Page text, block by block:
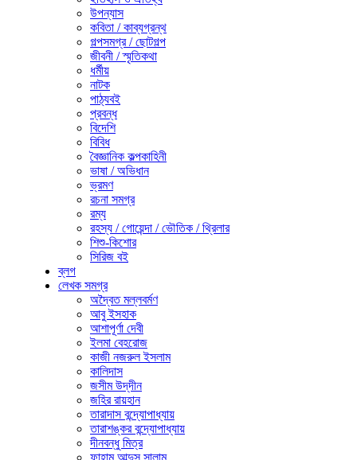
উপন্যাস
কবিতা / কাব্যগ্রন্থ
গল্পসমগ্র / ছোটগল্প
জীবনী / স্মৃতিকথা
ধর্মীয়
নাটক
পাঠ্যবই
প্রবন্ধ
বিদেশি
বিবিধ
বৈজ্ঞানিক কল্পকাহিনী
ভাষা / অভিধান
ভ্রমণ
রচনা সমগ্র
রম্য
রহস্য / গোয়েন্দা / ভৌতিক / থ্রিলার
শিশু-কিশোর
সিরিজ বই
ব্লগ
লেখক সমগ্র
অদ্বৈত মল্লবর্মণ
আবু ইসহাক
আশাপূর্ণা দেবী
ইলমা বেহরোজ
কাজী নজরুল ইসলাম
কালিদাস
জসীম উদ্‌দীন
জহির রায়হান
তারাদাস বন্দ্যোপাধ্যায়
তারাশঙ্কর বন্দ্যোপাধ্যায়
দীনবন্ধু মিত্র
ফাহাম আব্দুস সালাম